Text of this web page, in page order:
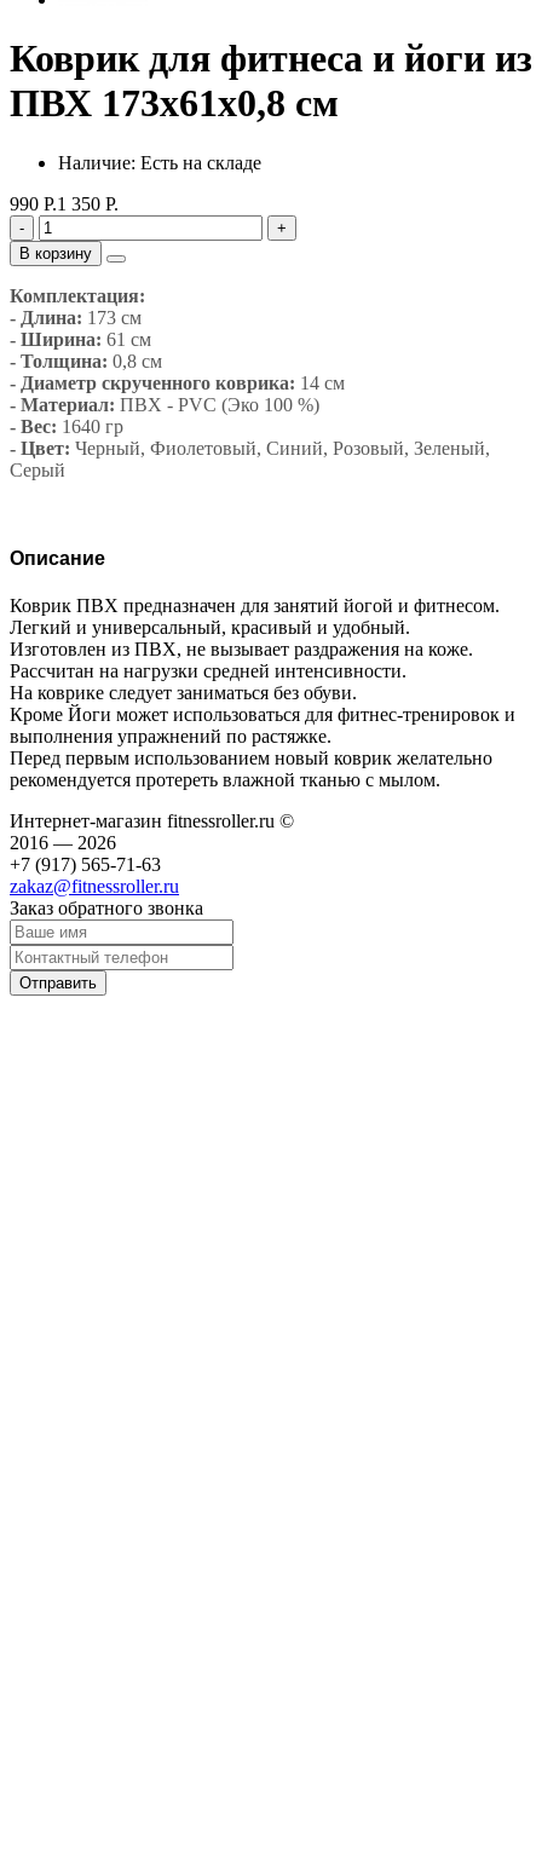
Коврик для фитнеса и йоги из
ПВХ 173х61х0,8 см
Наличие: Есть на складе
990 Р.1 350 Р.
-
+
В корзину
Комплектация:
- Длина: 173 см
- Ширина: 61 см
- Толщина: 0,8 см
- Диаметр скрученного коврика: 14 см
- Материал: ПВХ - PVC (Эко 100 %)
- Вес: 1640 гр
- Цвет: Черный, Фиолетовый, Синий, Розовый, Зеленый,
Серый
Описание
Коврик ПВХ предназначен для занятий йогой и фитнесом.
Легкий и универсальный, красивый и удобный.
Изготовлен из ПВХ, не вызывает раздражения на коже.
Рассчитан на нагрузки средней интенсивности.
На коврике следует заниматься без обуви.
Кроме Йоги может использоваться для фитнес-тренировок и
выполнения упражнений по растяжке.
Перед первым использованием новый коврик желательно
рекомендуется протереть влажной тканью с мылом.
Интернет-магазин fitnessroller.ru ©
2016 — 2026
+7 (917) 565-71-63
zakaz@fitnessroller.ru
Заказ обратного звонка
Отправить